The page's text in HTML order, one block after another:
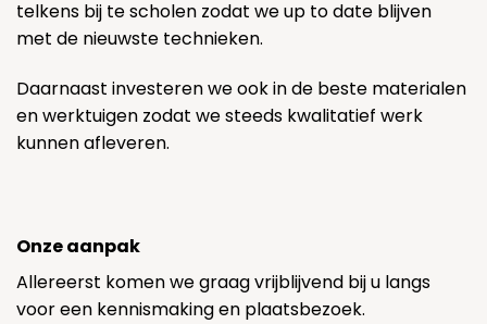
telkens bij te scholen zodat we up to date blijven
met de nieuwste technieken.
Daarnaast investeren we ook in de beste materialen
en werktuigen zodat we steeds kwalitatief werk
kunnen afleveren.
Onze aanpak
Allereerst komen we graag vrijblijvend bij u langs
voor een kennismaking en plaatsbezoek.